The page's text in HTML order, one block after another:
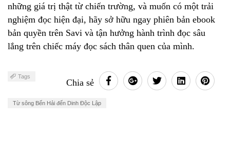
những giá trị thật từ chiến trường, và muốn có một trải
nghiệm đọc hiện đại, hãy sở hữu ngay phiên bản ebook
bản quyền trên Savi và tận hưởng hành trình đọc sâu
lắng trên chiếc máy đọc sách thân quen của mình.
Chia sẻ
Tags
Từ sông Bến Hải đến Dinh Độc Lập